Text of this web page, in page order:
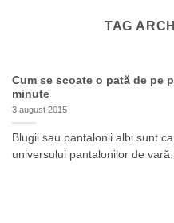
TAG
Cum se scoate o pată de pe
minute
3 august 2015
Blugii sau pantalonii albi sunt
universului pantalonilor de